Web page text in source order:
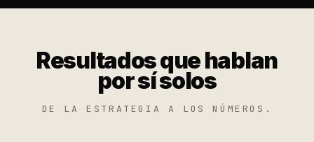
Resultados que hablan
por sí solos
DE LA ESTRATEGIA A LOS NÚMEROS.